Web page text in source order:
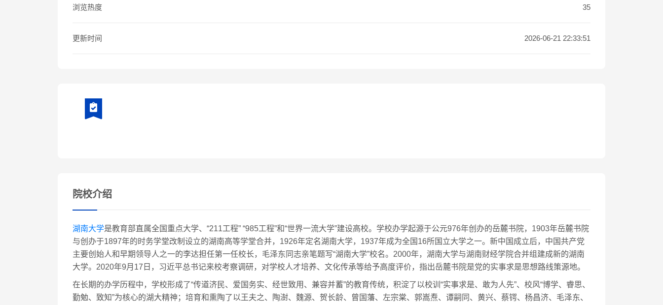
浏览热度 35
更新时间 2026-06-21 22:33:51
院校介绍
湖南大学是教育部直属全国重点大学、“211工程” “985工程”和“世界一流大学”建设高校。学校办学起源于公元976年创办的岳麓书院，1903年岳麓书院
与创办于1897年的时务学堂改制设立的湖南高等学堂合并，1926年定名湖南大学，1937年成为全国16所国立大学之一。新中国成立后，中国共产党
主要创始人和早期领导人之一的李达担任第一任校长，毛泽东同志亲笔题写“湖南大学”校名。2000年，湖南大学与湖南财经学院合并组建成新的湖南
大学。2020年9月17日，习近平总书记来校考察调研，对学校人才培养、文化传承等给予高度评价，指出岳麓书院是党的实事求是思想路线策源地。
在长期的办学历程中，学校形成了“传道济民、爱国务实、经世致用、兼容并蓄”的教育传统，积淀了以校训“实事求是、敢为人先”、校风“博学、睿思、
勤勉、致知”为核心的湖大精神；培育和熏陶了以王夫之、陶澍、魏源、贺长龄、曾国藩、左宗棠、郭嵩焘、谭嗣同、黄兴、蔡锷、杨昌济、毛泽东、